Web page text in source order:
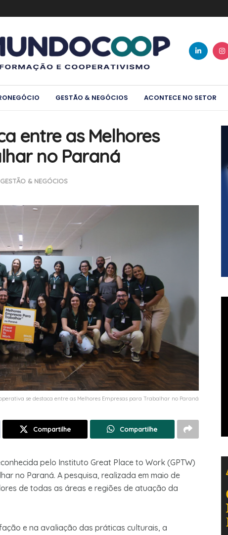
GESTÃO & NEGÓCIOS ACONTECE NO SETOR
entre as Melhores
no Paraná
GESTÃO & NEGÓCIOS
se destaca entre as Melhores Empresas para Trabalhar no Paraná
Compartilhe Compartilhe
pelo Instituto Great Place to Work (GPTW)
no Paraná. A pesquisa, realizada em maio de
de todas as áreas e regiões de atuação da
e na avaliação das práticas culturais, a